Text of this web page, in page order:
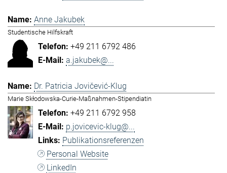
Anne Jakubek
Studentische Hilfskraft
+49 211 6792 486
a.jakubek@...
Dr. Patricia Jovičević-Klug
Marie Skłodowska-Curie-Maßnahmen-Stipendiatin
+49 211 6792 958
p.jovicevic-klug@...
Publikationsreferenzen
Personal Website
LinkedIn